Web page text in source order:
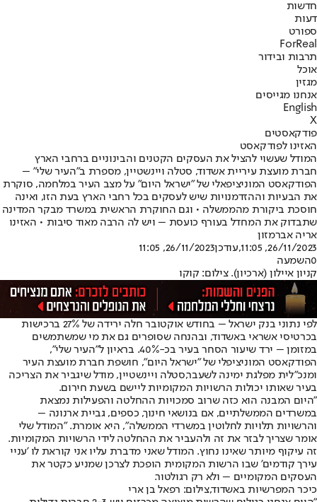
חדשות
דעות
ספורט
ForReal
תרבות ובידור
אוכל
מגזין
אנחנו מגייסים
English
X
פודקאסטים
האזינו לפודקאסט
המודל שעשוי להציל את העסקים הקטנים והבינוניים ברחבי הארץ
חברת מועצת עיריית אשדוד, סטלה ויינשטיין, מספרת ב"העיר שלי" –
הפודקאסט המוניציפאלי של "ישראל היום" על מצב העיר במלחמה, סוקרת
את הבעיות וההזדמנויות שיש לעסקים בכל רחבי הארץ בעת הזו, ואינה
חוסכת ביקורת מהממשלה • וגם החוקרת הראשית במשרד מבקר המדינה
שתבדוק את המחדל בעורף כועסת – ויש לה הרבה מאוד סיבות • האזינו
אריה אברמזון
26/11/2023, 11:05
,עודכן26/11/2023, 11:05
0השמעה
קניון איילון (ארכיון). צילום: קוקו
לפי נתוני בנק ישראל – בחודש אוקטובר חלה ירידה של 27% ברכישות
בכרטיסי אשראי באשדוד, ובהנחה שסופרים גם את מי שמשתמשים
במזומן – ירד שיעור הסחר בעיר בכ-40%. בראיון ל"העיר שלי",
הפודקאסט המוניציפלי של "ישראל היום", חושפת חברת מועצת העיר
ומנכ"לית מפלגת ימינה לשעבר,סטלה ויינשטיין, מודל שיגביר את הצריכה
בעיר שאותו יכולות הרשויות המקומיות ליישם בשעת חירום.
"היום המבנה הוא כזה שרוב סמכויות ההחלטה והפעילות נמצאת
במשרדים הממשלתיים, אם בנושאי חינוך, כספים, גביית ארנונה –
והרשויות תלויות לחלוטין במשרדי הממשלה", היא אומרת. "המודל שלי
אומר שצריך לבזר את זה ולהעביר את ההחלטה לידי הרשויות המקומיות.
זה עיקוף מיותר שאינו נחוץ. המודל שאני מדברת עליו אני קוראת לו 'עניי
עירך קודמים' שבו הרשות המקומית הופכת לצרכן שמניע כקטר את
העסקים המקומיים – ולא רק רגולטור.
כיכר המפרשיות באשדוד,צילום: רפאל בן ארי